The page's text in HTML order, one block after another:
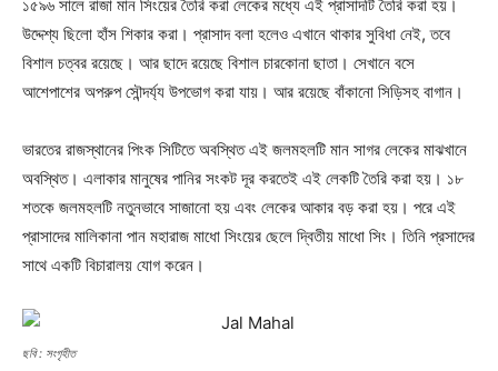
১৫৯৬ সালে রাজা মান সিংয়ের তৈরি করা লেকের মধ্যে এই প্রাসাদটি তৈরি করা হয়।
উদ্দেশ্য ছিলো হাঁস শিকার করা। প্রাসাদ বলা হলেও এখানে থাকার সুবিধা নেই, তবে
বিশাল চত্বর রয়েছে। আর ছাদে রয়েছে বিশাল চারকোনা ছাতা। সেখানে বসে
আশেপাশের অপরুপ সৌন্দর্য্য উপভোগ করা যায়। আর রয়েছে বাঁকানো সিড়িসহ বাগান।
ভারতের রাজস্থানের পিংক সিটিতে অবস্থিত এই জলমহলটি মান সাগর লেকের মাঝখানে
অবস্থিত। এলাকার মানুষের পানির সংকট দূর করতেই এই লেকটি তৈরি করা হয়। ১৮
শতকে জলমহলটি নতুনভাবে সাজানো হয় এবং লেকের আকার বড় করা হয়। পরে এই
প্রাসাদের মালিকানা পান মহারাজ মাধো সিংয়ের ছেলে দ্বিতীয় মাধো সিং। তিনি প্রসাদের
সাথে একটি বিচারালয় যোগ করেন।
ছবি : সংগৃহীত